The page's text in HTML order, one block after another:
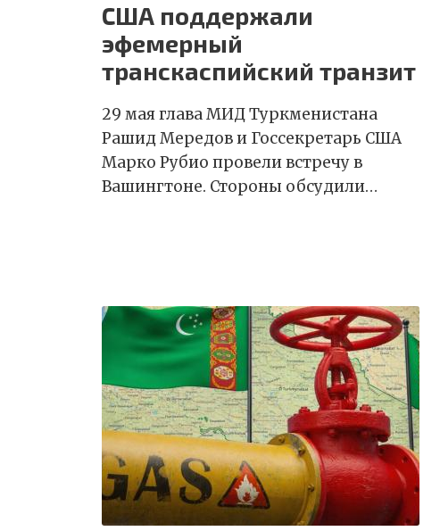
США поддержали
эфемерный
транскаспийский транзит
29 мая глава МИД Туркменистана
Рашид Мередов и Госсекретарь США
Марко Рубио провели встречу в
Вашингтоне. Стороны обсудили…